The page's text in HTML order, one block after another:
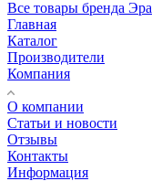
Все товары бренда Эра
Главная
Каталог
Производители
Компания
О компании
Статьи и новости
Отзывы
Контакты
Информация